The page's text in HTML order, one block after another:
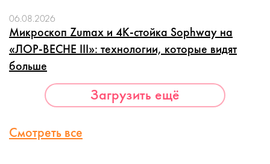
06.08.2026
Микроскоп Zumax и 4K-стойка Sophway на
«ЛОР-ВЕСНЕ III»: технологии, которые видят
больше
Загрузить ещё
Смотреть все